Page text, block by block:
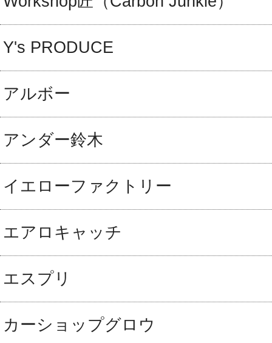
Y's PRODUCE
アルボー
アンダー鈴木
イエローファクトリー
エアロキャッチ
エスプリ
カーショップグロウ